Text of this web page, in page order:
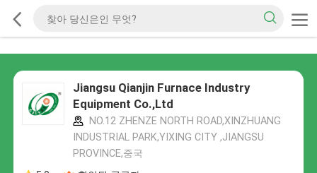
Jiangsu Qianjin Furnace Industry
Equipment Co.,Ltd
NO.12 ZHENZE NORTH ROAD,XINZHUANG
INDUSTRIAL PARK,YIXING CITY ,JIANGSU
PROVINCE,중국